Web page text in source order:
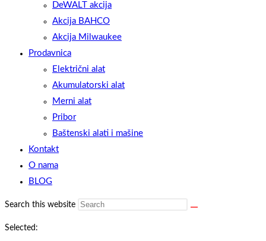
DeWALT akcija
Akcija BAHCO
Akcija Milwaukee
Prodavnica
Električni alat
Akumulatorski alat
Merni alat
Pribor
Baštenski alati i mašine
Kontakt
O nama
BLOG
Search this website
Selected: